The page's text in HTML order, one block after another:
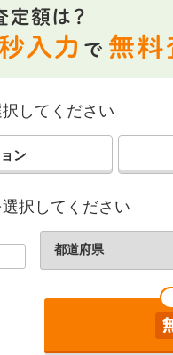
択してください
ン
択してください